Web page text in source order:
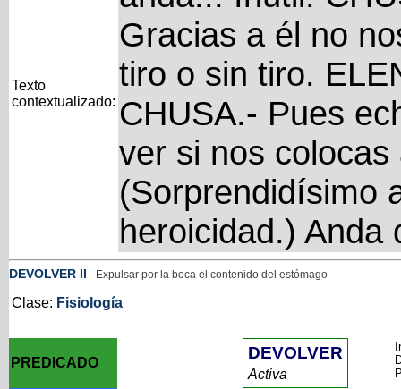
Texto
contextualizado:
Gracias a él no
tiro o sin tiro.
CHUSA.- Pues
ver si nos
(Sorprendidísimo
heroicidad.) Anda
DEVOLVER II - Expulsar por la boca el contenido del estómago
Clase: Fisiología
PREDICADO
DEVOLVER
Activa